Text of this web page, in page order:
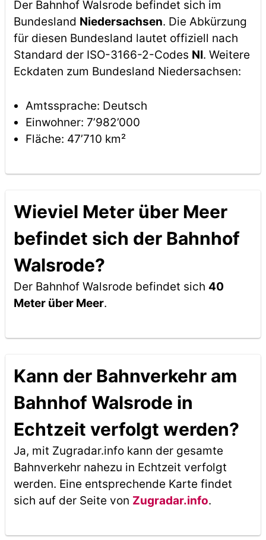
Der Bahnhof Walsrode befindet sich im
Bundesland Niedersachsen. Die Abkürzung
für diesen Bundesland lautet offiziell nach
Standard der ISO-3166-2-Codes NI. Weitere
Eckdaten zum Bundesland Niedersachsen:
Amtssprache: Deutsch
Einwohner: 7’982’000
Fläche: 47’710 km²
Wieviel Meter über Meer
befindet sich der Bahnhof
Walsrode?
Der Bahnhof Walsrode befindet sich 40
Meter über Meer.
Kann der Bahnverkehr am
Bahnhof Walsrode in
Echtzeit verfolgt werden?
Ja, mit Zugradar.info kann der gesamte
Bahnverkehr nahezu in Echtzeit verfolgt
werden. Eine entsprechende Karte findet
sich auf der Seite von Zugradar.info.